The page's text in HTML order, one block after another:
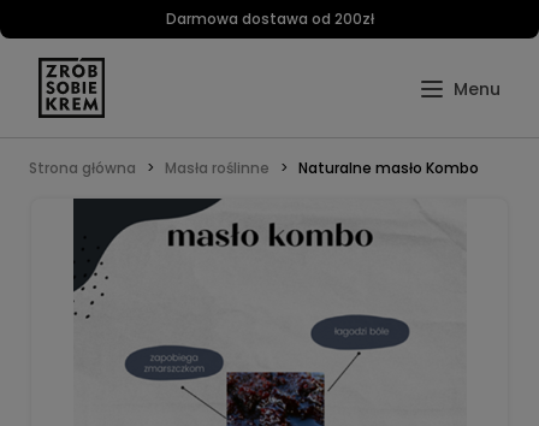
Darmowa dostawa od 200zł
Strona główna Masła roślinne Naturalne masło Kombo